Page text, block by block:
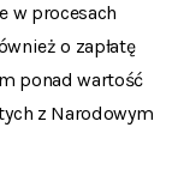
w procesach
o zapłatę
ponad wartość
z Narodowym